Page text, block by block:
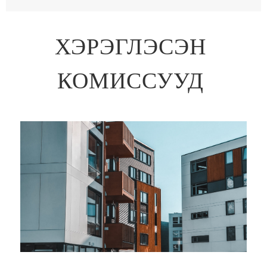
ХЭРЭГЛЭСЭН
КОМИССУУД